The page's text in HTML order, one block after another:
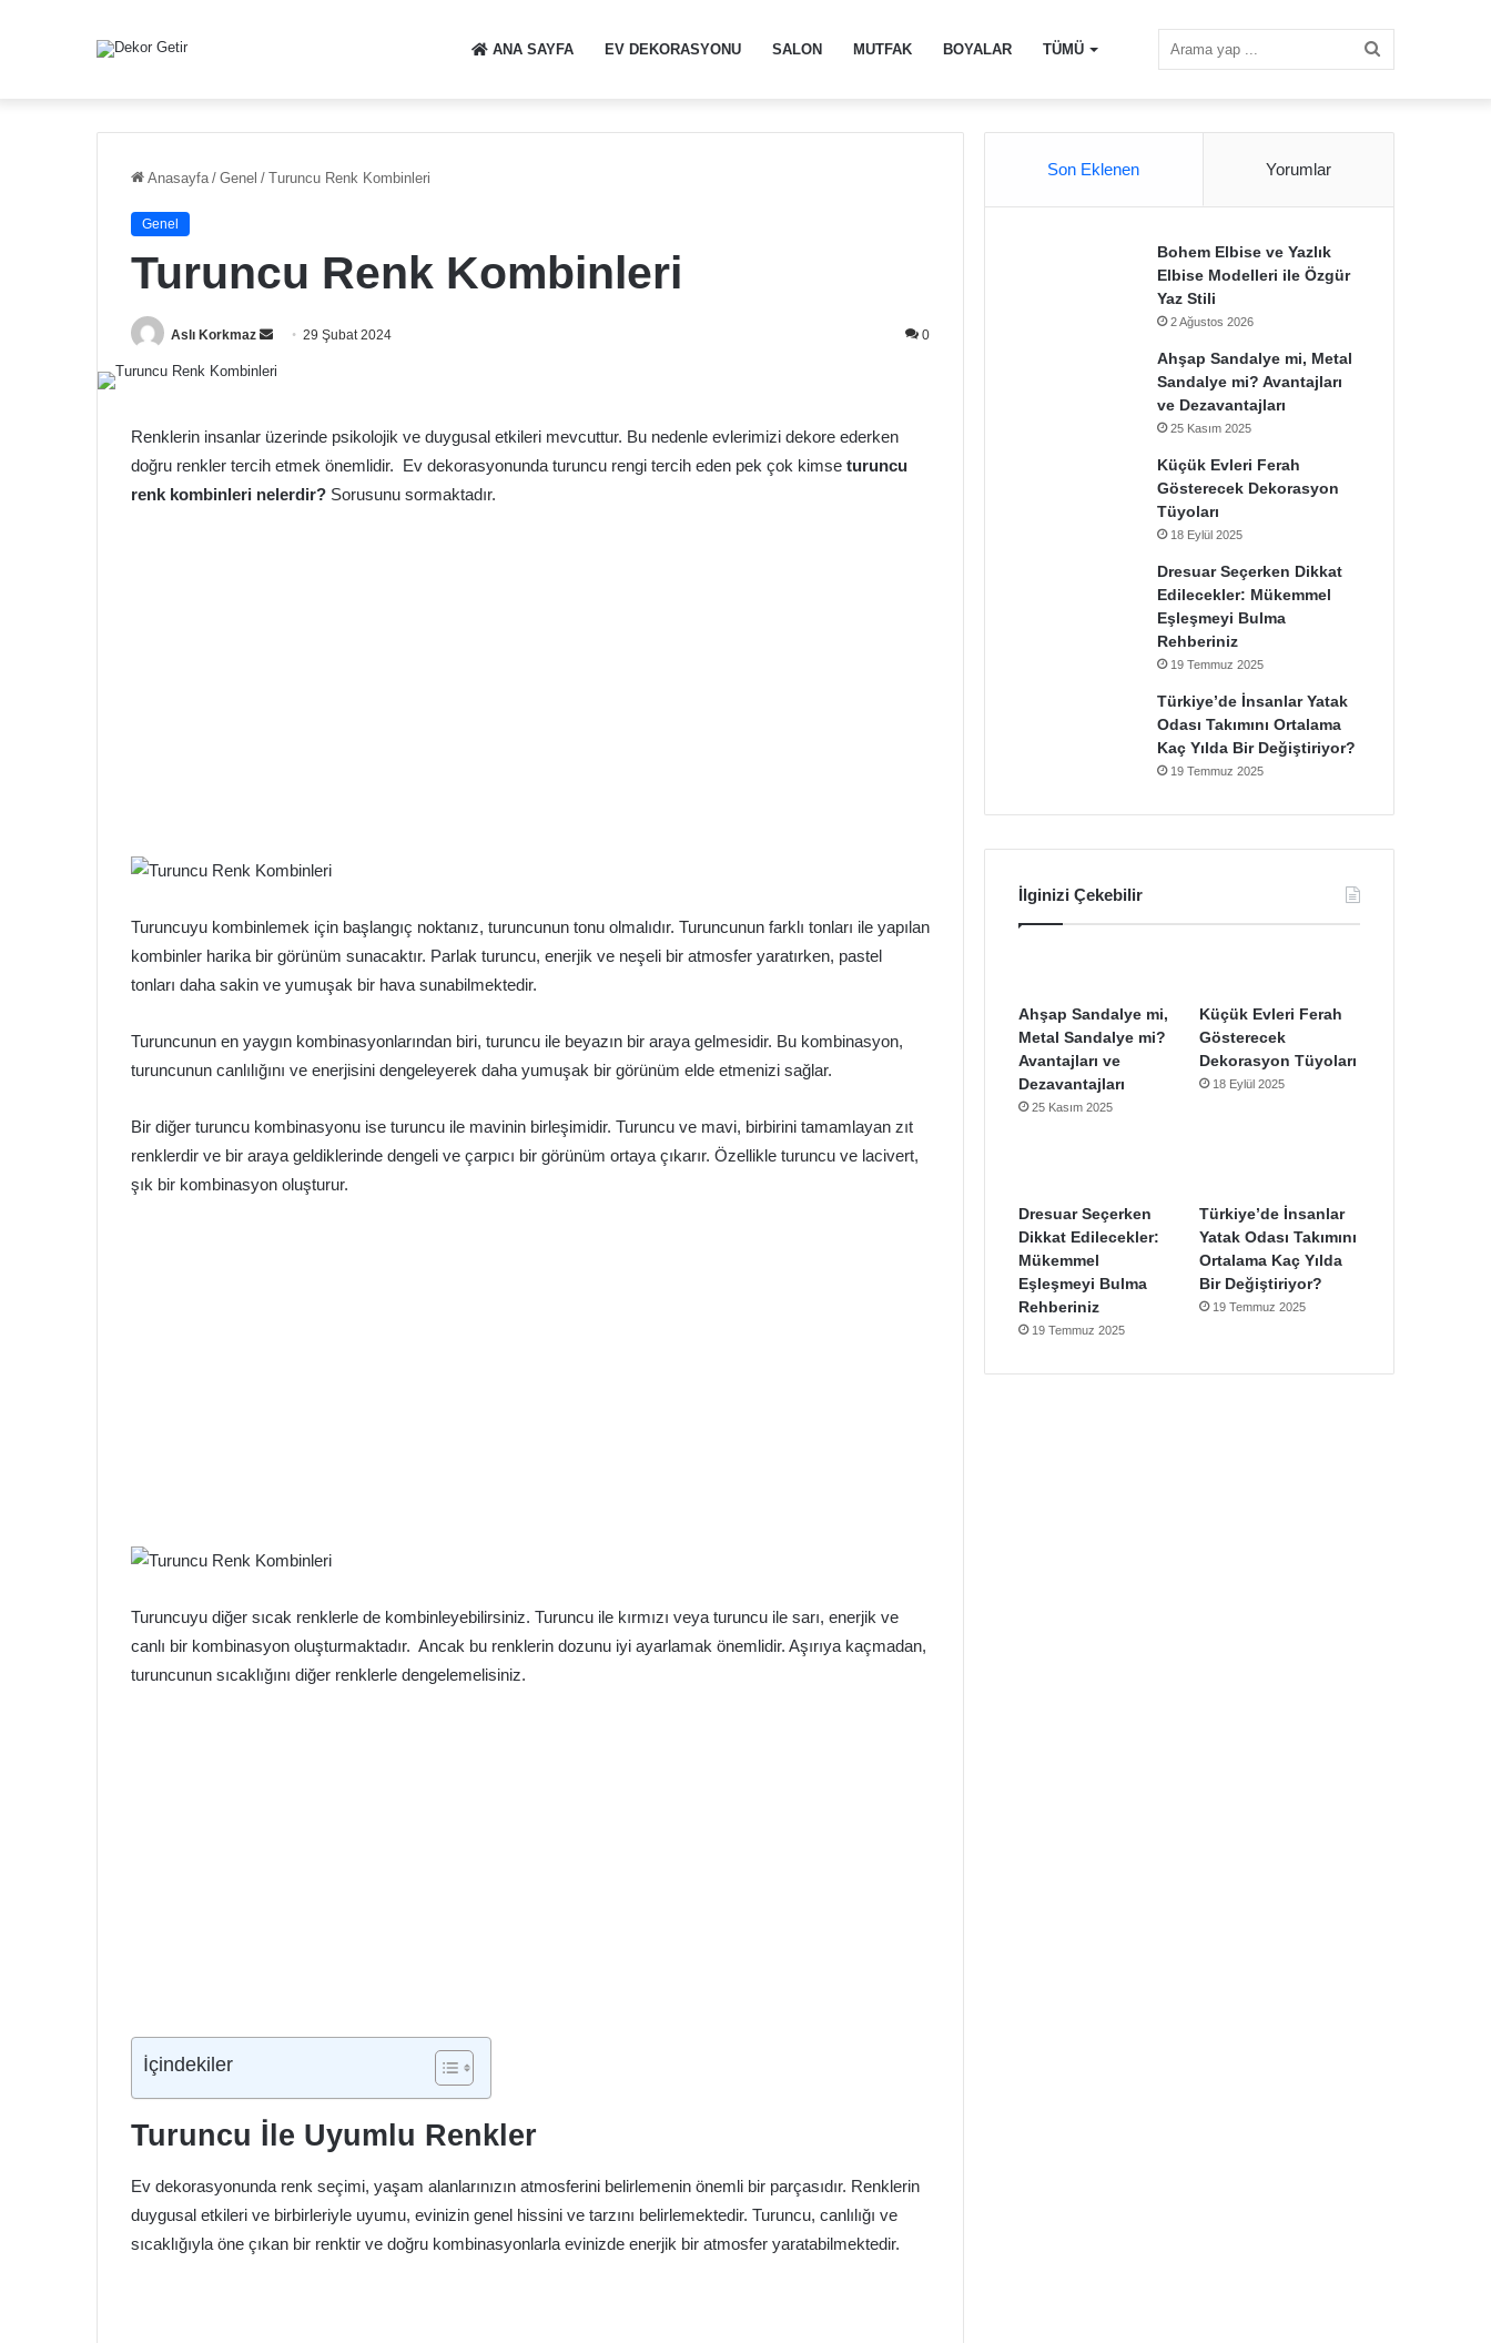
ANA SAYFA EV DEKORASYONU SALON MUTFAK BOYALAR TÜMÜ
Anasayfa / Genel / Turuncu Renk Kombinleri
Genel
Turuncu Renk Kombinleri
Aslı Korkmaz
Bir
29 Şubat 2024 0
Renklerin insanlar üzerinde psikolojik ve duygusal etkileri mevcuttur. Bu nedenle evlerimizi dekore ederken
doğru renkler tercih etmek önemlidir. Ev dekorasyonunda turuncu rengi tercih eden pek çok kimse turuncu
renk kombinleri nelerdir? Sorusunu sormaktadır.
Turuncuyu kombinlemek için başlangıç noktanız, turuncunun tonu olmalıdır. Turuncunun farklı tonları ile yapılan
kombinler harika bir görünüm sunacaktır. Parlak turuncu, enerjik ve neşeli bir atmosfer yaratırken, pastel
tonları daha sakin ve yumuşak bir hava sunabilmektedir.
Turuncunun en yaygın kombinasyonlarından biri, turuncu ile beyazın bir araya gelmesidir. Bu kombinasyon,
turuncunun canlılığını ve enerjisini dengeleyerek daha yumuşak bir görünüm elde etmenizi sağlar.
Bir diğer turuncu kombinasyonu ise turuncu ile mavinin birleşimidir. Turuncu ve mavi, birbirini tamamlayan zıt
renklerdir ve bir araya geldiklerinde dengeli ve çarpıcı bir görünüm ortaya çıkarır. Özellikle turuncu ve lacivert,
şık bir kombinasyon oluşturur.
Turuncuyu diğer sıcak renklerle de kombinleyebilirsiniz. Turuncu ile kırmızı veya turuncu ile sarı, enerjik ve
canlı bir kombinasyon oluşturmaktadır. Ancak bu renklerin dozunu iyi ayarlamak önemlidir. Aşırıya kaçmadan,
turuncunun sıcaklığını diğer renklerle dengelemelisiniz.
İçindekiler
Turuncu İle Uyumlu Renkler
Ev dekorasyonunda renk seçimi, yaşam alanlarınızın atmosferini belirlemenin önemli bir parçasıdır. Renklerin
duygusal etkileri ve birbirleriyle uyumu, evinizin genel hissini ve tarzını belirlemektedir. Turuncu, canlılığı ve
sıcaklığıyla öne çıkan bir renktir ve doğru kombinasyonlarla evinizde enerjik bir atmosfer yaratabilmektedir.
Son Eklenen Yorumlar
Bohem Elbise ve Yazlık
Elbise Modelleri ile Özgür
Yaz Stili
2 Ağustos 2026
Ahşap Sandalye mi, Metal
Sandalye mi? Avantajları
ve Dezavantajları
25 Kasım 2025
Küçük Evleri Ferah
Gösterecek Dekorasyon
Tüyoları
18 Eylül 2025
Dresuar Seçerken Dikkat
Edilecekler: Mükemmel
Eşleşmeyi Bulma
Rehberiniz
19 Temmuz 2025
Türkiye’de İnsanlar Yatak
Odası Takımını Ortalama
Kaç Yılda Bir Değiştiriyor?
19 Temmuz 2025
İlginizi Çekebilir
Ahşap Sandalye mi,
Metal Sandalye mi?
Avantajları ve
Dezavantajları
25 Kasım 2025
Küçük Evleri Ferah
Gösterecek
Dekorasyon Tüyoları
18 Eylül 2025
Dresuar Seçerken
Dikkat Edilecekler:
Mükemmel
Eşleşmeyi Bulma
Rehberiniz
19 Temmuz 2025
Türkiye’de İnsanlar
Yatak Odası Takımını
Ortalama Kaç Yılda
Bir Değiştiriyor?
19 Temmuz 2025